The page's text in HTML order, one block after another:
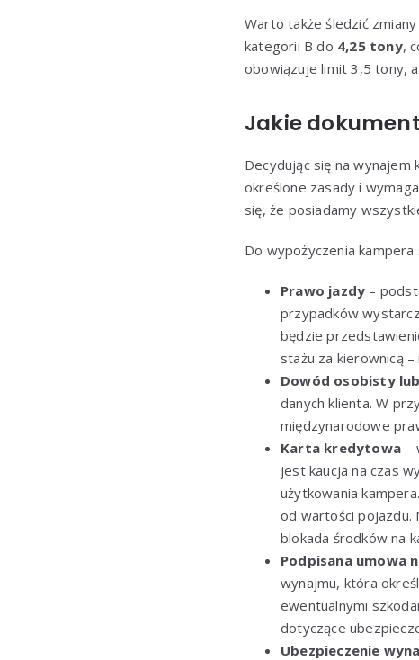
Warto także śledzić
kategorii B do 4,25 tony,
obowiązuje limit 3,5 tony,
Jakie
Decydując się na
określone zasady i
się, że posiadamy
Do wypożyczenia
Prawo jazdy –
przypadków
będzie
stażu za kierownicą –
Dowód osobisty
danych klienta. W
międzynarodowe
Karta kredytowa –
jest kaucja na czas
użytkowania
od wartości pojazdu.
blokada środków na
Podpisana umowa
wynajmu, która
ewentualnymi
dotyczące
Ubezpieczenie